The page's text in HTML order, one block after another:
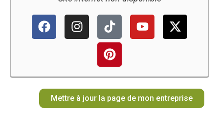
F
a
o
o
k
I
n
g
r
a
T
i
k
t
o
k
Y
o
b
e
X
-
t
t
e
P
i
n
t
e
r
e
s
Mettre à jour la page de mon entreprise